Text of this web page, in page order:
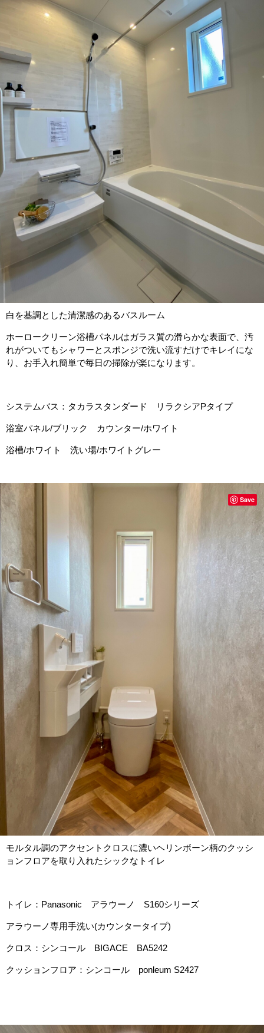
白を基調とした清潔感のあるバスルーム
ホーロークリーン浴槽パネルはガラス質の滑らかな表面で、汚
れがついてもシャワーとスポンジで洗い流すだけでキレイにな
り、お手入れ簡単で毎日の掃除が楽になります。
システムバス：タカラスタンダード リラクシアPタイプ
浴室パネル/ブリック カウンター/ホワイト
浴槽/ホワイト 洗い場/ホワイトグレー
モルタル調のアクセントクロスに濃いヘリンボーン柄のクッシ
ョンフロアを取り入れたシックなトイレ
トイレ：Panasonic アラウーノ S160シリーズ
アラウーノ専用手洗い(カウンタータイプ)
クロス：シンコール BIGACE BA5242
クッションフロア：シンコール ponleum S2427
Save